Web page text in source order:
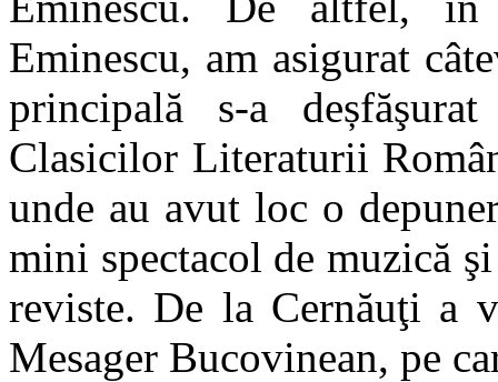
Eminescu, am asigurat
principală s-a
Clasicilor Literaturii
unde au avut loc o
mini spectacol de muzică
reviste. De la Cernăuţi a
Mesager Bucovinean, pe